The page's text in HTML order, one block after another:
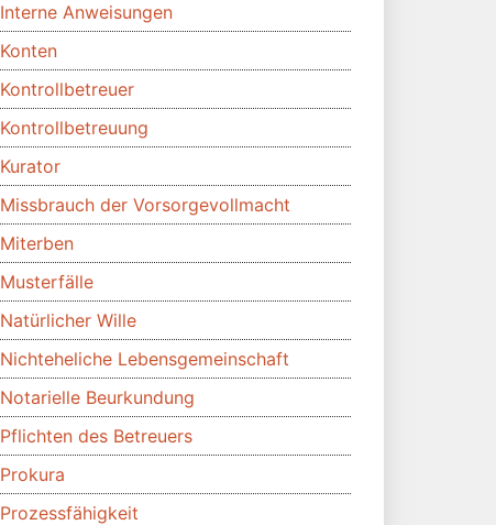
Interne Anweisungen
Konten
Kontrollbetreuer
Kontrollbetreuung
Kurator
Missbrauch der Vorsorgevollmacht
Miterben
Musterfälle
Natürlicher Wille
Nichteheliche Lebensgemeinschaft
Notarielle Beurkundung
Pflichten des Betreuers
Prokura
Prozessfähigkeit